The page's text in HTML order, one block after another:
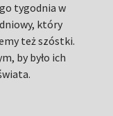
tygodnia w
który
też szóstki.
by było ich